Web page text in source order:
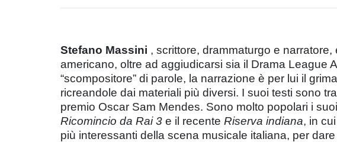
Stefano Massini , scrittore, drammaturgo e
americano, oltre ad aggiudicarsi sia il Drama League
“scompositore” di parole, la narrazione è per lui il
ricreandole dai materiali più diversi. I suoi testi sono
premio Oscar Sam Mendes. Sono molto popolari i
Ricomincio da Rai 3 e il recente Riserva indiana, in
più interessanti della scena musicale italiana, per